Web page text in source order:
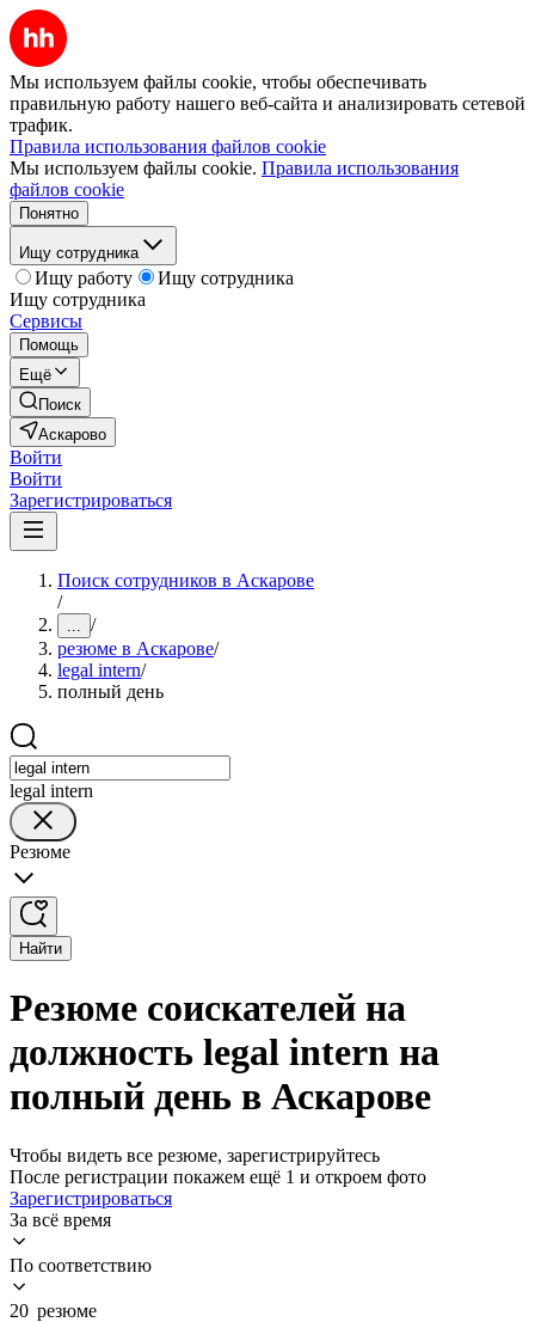
Мы используем файлы cookie, чтобы обеспечивать
правильную работу нашего веб-сайта и анализировать сетевой
трафик.
Правила использования файлов cookie
Мы используем файлы cookie. Правила использования
файлов cookie
Понятно
Ищу сотрудника
Ищу работу
Ищу сотрудника
Ищу сотрудника
Сервисы
Помощь
Ещё
Поиск
Аскарово
Войти
Войти
Зарегистрироваться
Поиск сотрудников в Аскарове
/
... /
резюме в Аскарове/
legal intern/
полный день
legal intern
Резюме
Найти
Резюме соискателей на
должность legal intern на
полный день в Аскарове
Чтобы видеть все резюме, зарегистрируйтесь
После регистрации покажем ещё 1 и откроем фото
Зарегистрироваться
За всё время
По соответствию
20 резюме